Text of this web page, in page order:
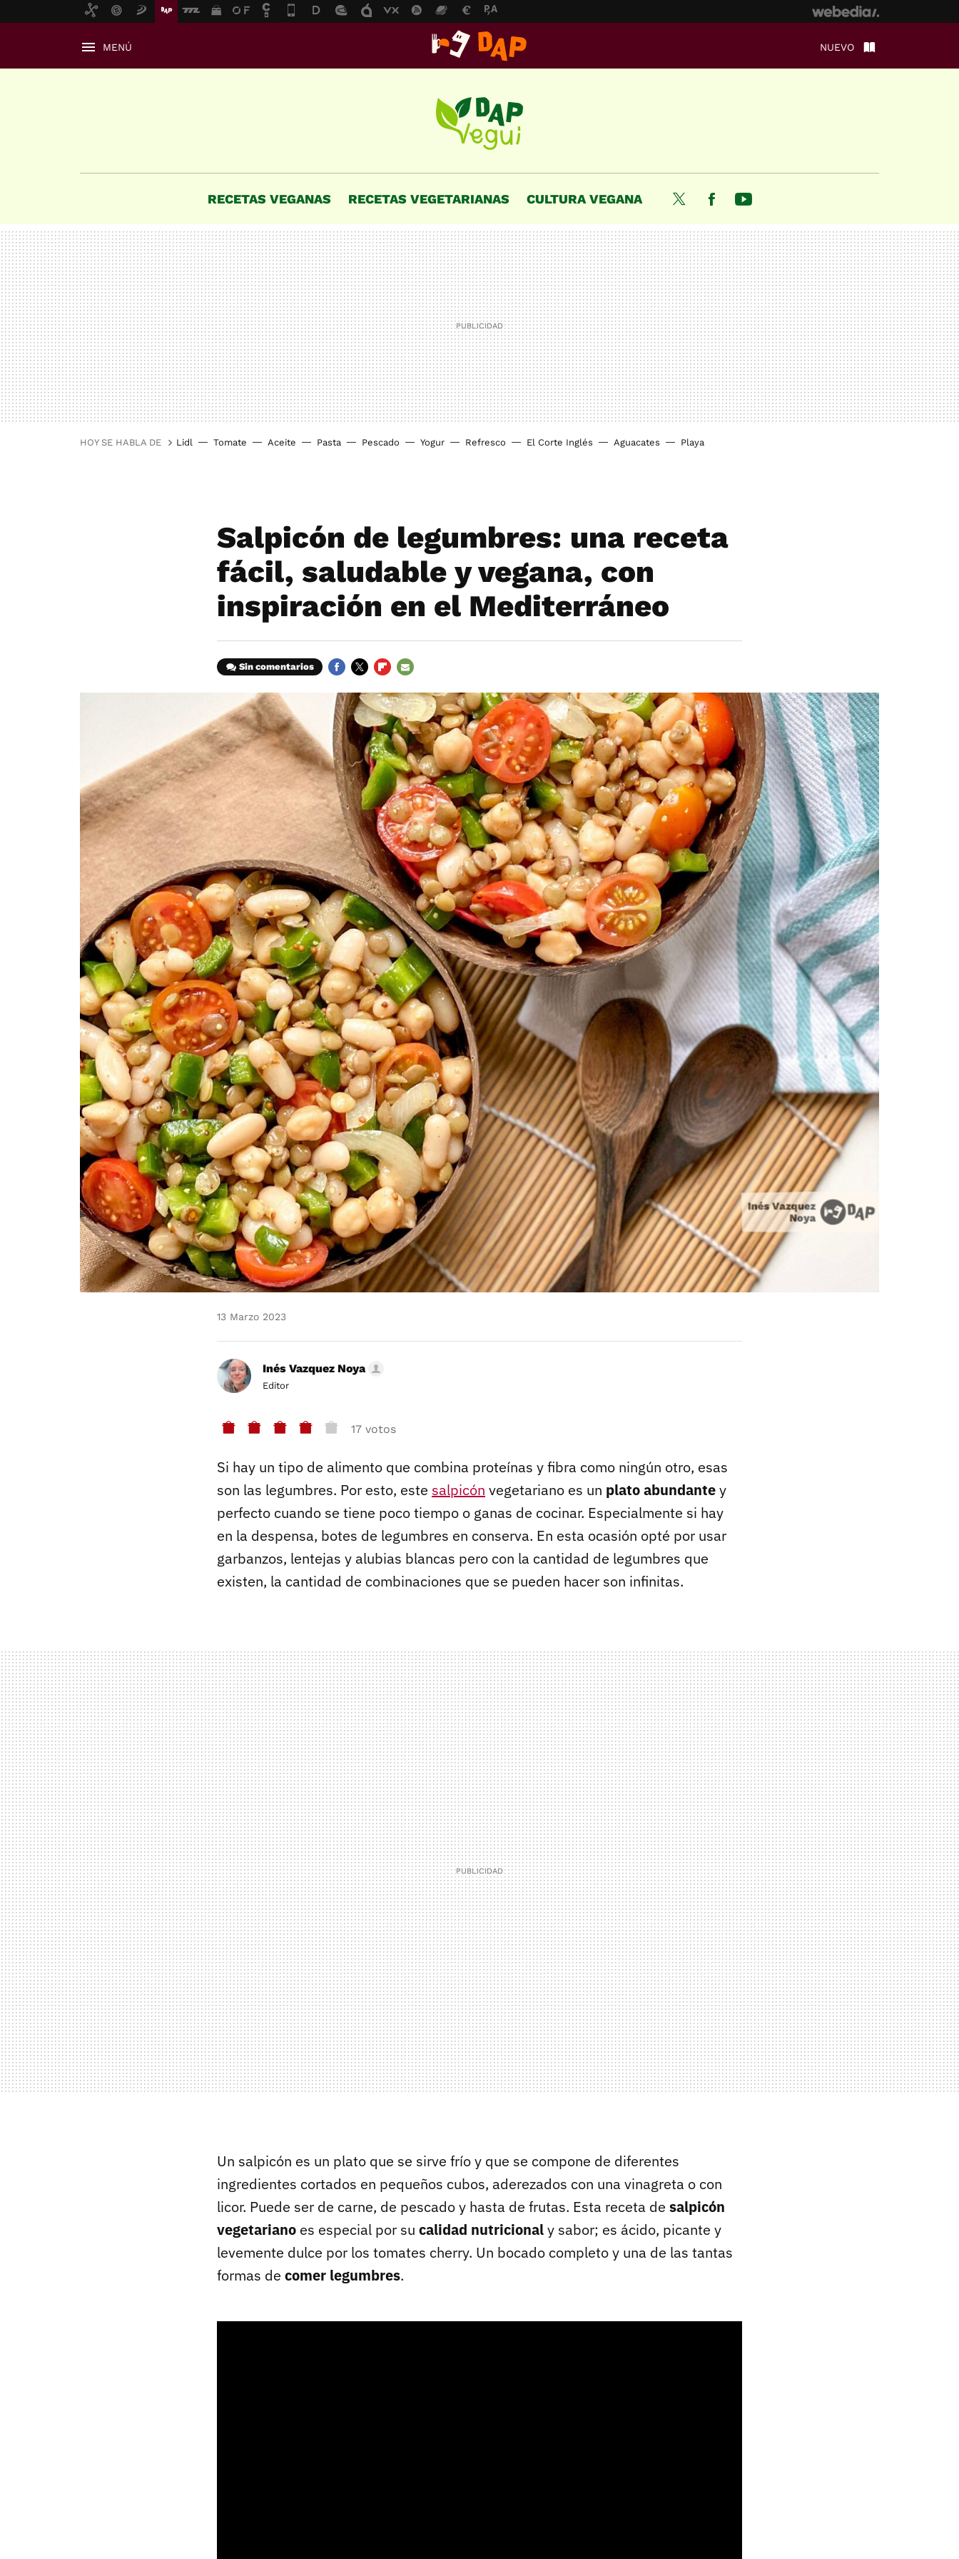
MENÚ NUEVO
RECETAS VEGANAS RECETAS VEGETARIANAS CULTURA VEGANA Twitter FacebookYoutube
HOY SE HABLA DE Lidl Tomate Aceite Pasta Pescado Yogur Refresco El Corte Inglés Aguacates Playa
Salpicón de legumbres: una receta
fácil, saludable y vegana, con
inspiración en el Mediterráneo
Sin comentarios
MAIL
13 Marzo 2023
Inés Vazquez Noya
Editor
17 votos
Si hay un tipo de alimento que combina proteínas y fibra como ningún otro, esas
son las legumbres. Por esto, este salpicón vegetariano es un plato abundantey
perfecto cuando se tiene poco tiempo o ganas de cocinar. Especialmente si hay
en la despensa, botes de legumbres en conserva. En esta ocasión opté por usar
garbanzos, lentejas y alubias blancas pero con la cantidad de legumbres que
existen, la cantidad de combinaciones que se pueden hacer son infinitas.
Un salpicón es un plato que se sirve frío y que se compone de diferentes
ingredientes cortados en pequeños cubos, aderezados con una vinagreta o con
licor. Puede ser de carne, de pescado y hasta de frutas. Esta receta de salpicón
vegetariano es especial por su calidad nutricionaly sabor; es ácido, picante y
levemente dulce por los tomates cherry. Un bocado completo y una de las tantas
formas de comer legumbres.